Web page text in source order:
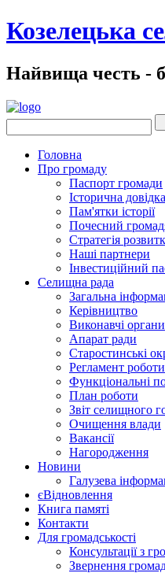
Козелецька
Найвища честь -
Головна
Про громаду
Паспорт громади
Історична довідка
Пам'ятки історії
Почесний
Стратегія
Наші партнери
Інвестиційний
Селищна рада
Загальна
Керівництво
Виконавчі органи
Апарат ради
Старостинські
Регламент роботи
Функціональні
План роботи
Звіт селищного
Очищення влади
Вакансії
Нагородження
Новини
Галузева
єВідновлення
Книга памяті
Контакти
Для громадськості
Консультації з
Звернення